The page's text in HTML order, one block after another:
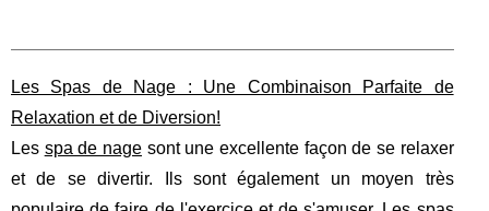
Les Spas de Nage : Une Combinaison Parfaite de
Relaxation et de Diversion!
Les spa de nage sont une excellente façon de se relaxer
et de se divertir. Ils sont également un moyen très